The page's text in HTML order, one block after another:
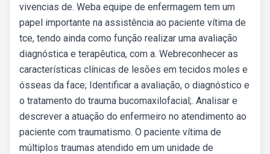
vivencias de. Weba equipe de enfermagem tem um
papel importante na assistência ao paciente vítima de
tce, tendo ainda como função realizar uma avaliação
diagnóstica e terapêutica, com a. Webreconhecer as
características clínicas de lesões em tecidos moles e
ósseas da face; Identificar a avaliação, o diagnóstico e
o tratamento do trauma bucomaxilofacial;. Analisar e
descrever a atuação do enfermeiro no atendimento ao
paciente com traumatismo. O paciente vítima de
múltiplos traumas atendido em um unidade de